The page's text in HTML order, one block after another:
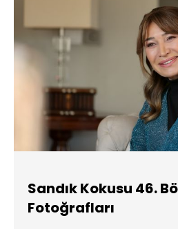
Sandık Kokusu 46.
Fotoğrafları